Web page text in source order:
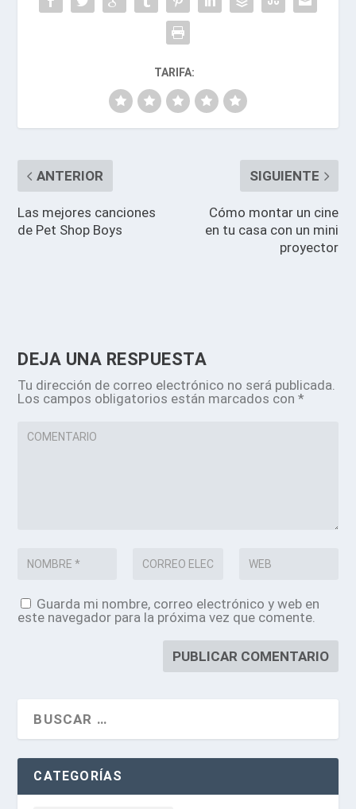
TARIFA:
ANTERIOR
Las mejores canciones
de Pet Shop Boys
SIGUIENTE
Cómo montar un cine
en tu casa con un mini
proyector
DEJA UNA RESPUESTA
Tu dirección de correo electrónico no será publicada.
Los campos obligatorios están marcados con*
Guarda mi nombre, correo electrónico y web en
este navegador para la próxima vez que comente.
CATEGORÍAS